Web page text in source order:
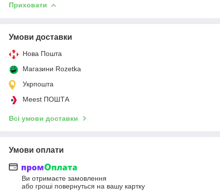
Приховати
Умови доставки
Нова Пошта
Магазини Rozetka
Укрпошта
Meest ПОШТА
Всі умови доставки
Умови оплати
Ви отримаєте замовлення
або гроші повернуться на вашу картку